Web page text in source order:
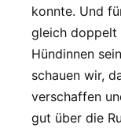
konnte. Und
gleich doppelt
Hündinnen
schauen wir,
verschaffen
gut über die